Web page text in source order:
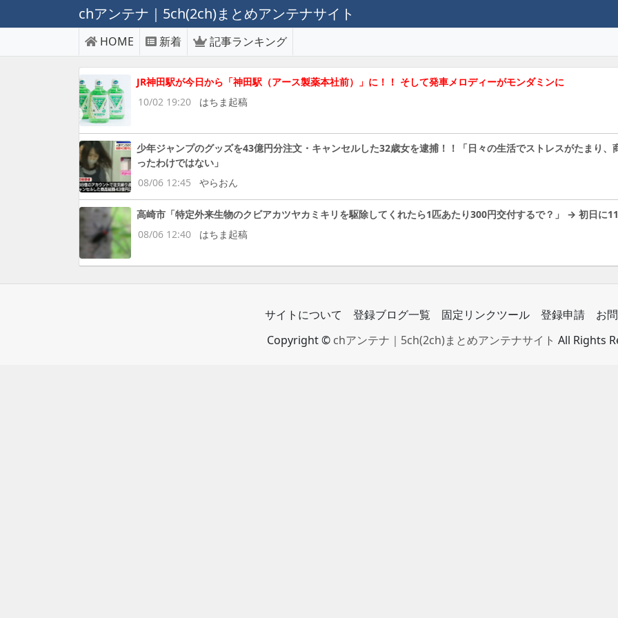
chアンテナ｜5ch(2ch)まとめアンテナサイト
HOME 新着 記事ランキング
JR神田駅が今日から「神田駅（アース製薬本社前）」に！！ そして発車メロディーがモンダミンに
10/02 19:20
はちま起稿
少年ジャンプのグッズを43億円分注文・キャンセルした32歳女を逮捕！！「日々の生活でストレスがたまり
ったわけではない」
08/06 12:45
やらおん
高崎市「特定外来生物のクビアカツヤカミキリを駆除してくれたら1匹あたり300円交付するで？」 → 初日に
08/06 12:40
はちま起稿
サイトについて 登録ブログ一覧 固定リンクツール 登録申請
お
Copyright © chアンテナ｜5ch(2ch)まとめアンテナサイト All Rights